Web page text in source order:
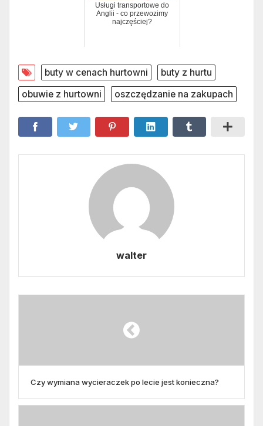
Usługi transportowe do
Anglii - co przewozimy
najczęściej?
buty w cenach hurtowni
buty z hurtu
obuwie z hurtowni
oszczędzanie na zakupach
walter
Czy wymiana wycieraczek po lecie jest konieczna?